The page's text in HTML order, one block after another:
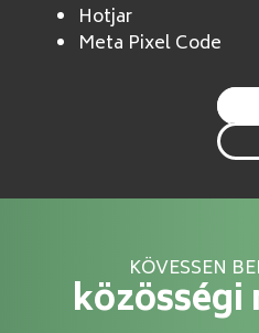
Hotjar
Meta Pixel Code
KÖVESSEN
közösségi